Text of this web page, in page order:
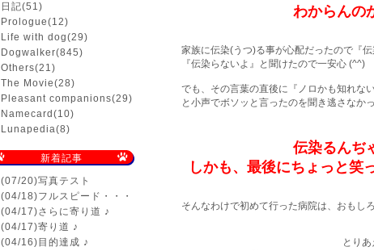
日記(51)
Prologue(12)
Life with dog(29)
Dogwalker(845)
Others(21)
The Movie(28)
Pleasant companions(29)
Namecard (10)
Lunapedia(8)
新着記事
(07/20)写真テスト
(04/18)フルスピード・・・
(04/17)さらに寄り道 ♪
(04/17)寄り道 ♪
(04/16) 目的達成 ♪
わからんの
家族に伝染(うつ)る事が心配だったので『
『伝染らないよ』と聞けたので一安心 (^^)
でも、その言葉の直後に『ノロかも知れな
と小声でボソッと言ったのを聞き逃さなか
伝染るんぢ
しかも、最後にちょっと笑
そんなわけで初めて行った病院は、おもし
とりあ